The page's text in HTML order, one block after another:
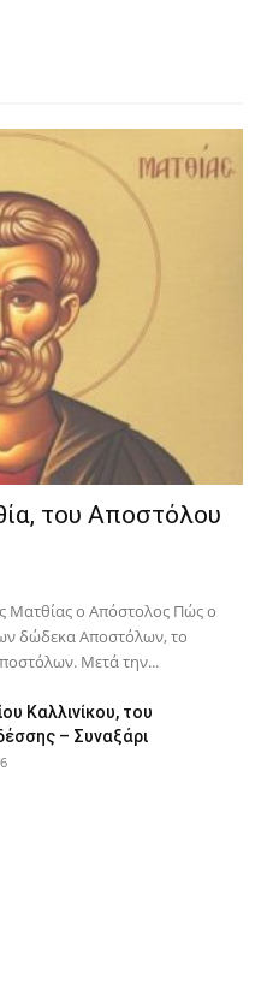
του Αποστόλου
Ματθίας ο Απόστολος Πώς ο
δώδεκα Αποστόλων, το
Μετά την...
Καλλινίκου, του
– Συναξάρι